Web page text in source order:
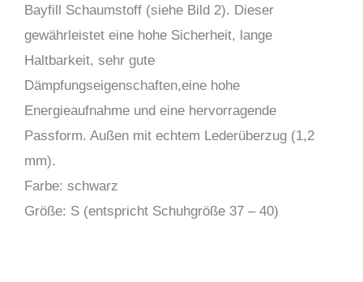
Bayfill Schaumstoff (siehe Bild 2). Dieser
gewährleistet eine hohe Sicherheit, lange
Haltbarkeit, sehr gute
Dämpfungseigenschaften,eine hohe
Energieaufnahme und eine hervorragende
Passform. Außen mit echtem Lederüberzug (1,2
mm).
Farbe: schwarz
Größe: S (entspricht Schuhgröße 37 – 40)